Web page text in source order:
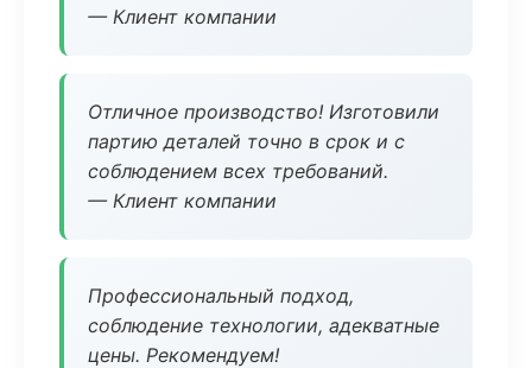
— Клиент компании
Отличное производство! Изготовили
партию деталей точно в срок и с
соблюдением всех требований.
— Клиент компании
Профессиональный подход,
соблюдение технологии, адекватные
цены. Рекомендуем!